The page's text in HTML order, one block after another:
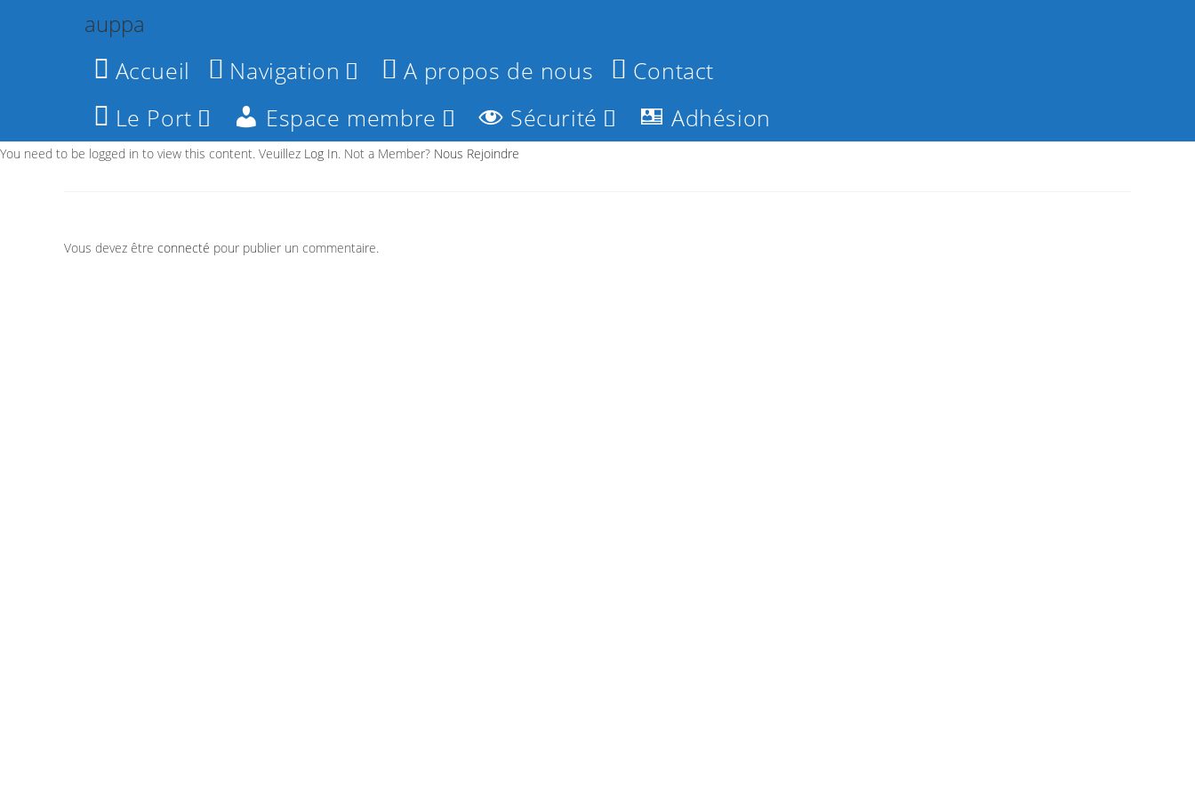
auppa
Accueil Navigation A propos de nous
Contact
Le Port
Espace membre Sécurité Adhésion
You need to be logged in to view this content. Veuillez Log In. Not a Member? Nous Rejoindre
Vous devez être connecté pour publier un commentaire.